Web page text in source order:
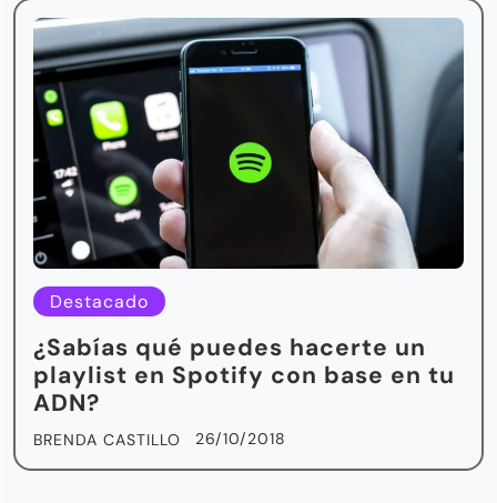
Destacado
¿Sabías qué puedes hacerte un
playlist en Spotify con base en tu
ADN?
BRENDA CASTILLO 26/10/2018